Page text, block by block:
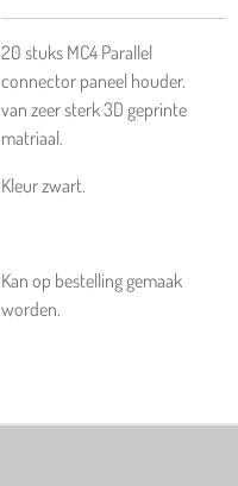
20 stuks MC4 Parallel
connector paneel houder.
van zeer sterk 3D geprinte
matriaal.
Kleur zwart.
Kan op bestelling gemaak
worden.